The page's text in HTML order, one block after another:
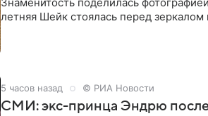
летняя Шейк стоялась перед
5 часов назад © РИА Новости
СМИ: экс-принца Эндрю после